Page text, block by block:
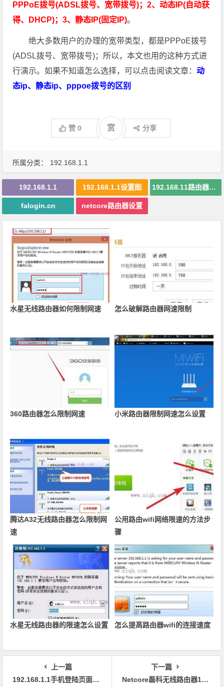
所属分类： 192.168.1.1
PPPoE拨号(ADSL拨号、宽带拨号)；2、动态IP(自动获
得、DHCP)；3、静态IP(固定IP)。
绝大多数用户的办理的宽带类型，都是PPPoE拨号
(ADSL拨号、宽带拨号)；所以，本文也用的这种方式进
行演示。如果不知道怎么选择，可以点击阅读文章：动
态ip、静态ip、pppoe拨号的区别
赞0 赏 分享
192.168.1.1 192.168.1.1设置图 192.168.11路由器登陆
falogin.cn netcore路由器设置
水星无线路由器如何限制网速 怎么破解路由器网速限制
360路由器怎么限制网速 小米路由器限制网速怎么设置
腾达A32无线路由器怎么限制网
速
公用路由wifi网络限速的方法步
骤
水星无线路由器的限速怎么设置 怎么提高路由器wifi的连接速度
上一篇
192.168.1.1手机登陆页面管理员密码和用户名是多少?
下一篇
Netcore磊科无线路由器192.168.1.1打不开